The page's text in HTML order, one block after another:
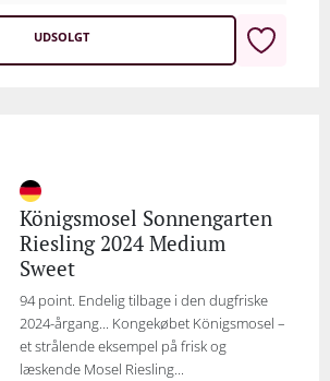
UDSOLGT
Königsmosel Sonnengarten
Riesling 2024 Medium
Sweet
94 point. Endelig tilbage i den dugfriske
2024-årgang... Kongekøbet Königsmosel –
et strålende eksempel på frisk og
læskende Mosel Riesling...